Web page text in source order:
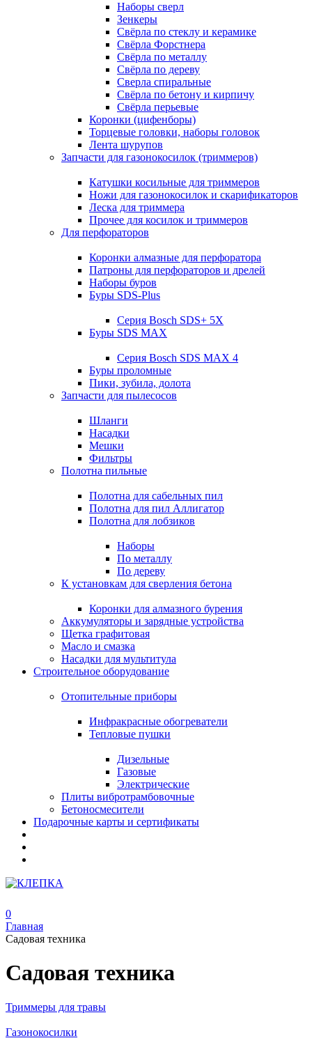
Наборы сверл
Зенкеры
Свёрла по стеклу и керамике
Свёрла Форстнера
Свёрла по металлу
Свёрла по дереву
Сверла спиральные
Свёрла по бетону и кирпичу
Свёрла перьевые
Коронки (цифенборы)
Торцевые головки, наборы головок
Лента шурупов
Запчасти для газонокосилок (триммеров)
Катушки косильные для триммеров
Ножи для газонокосилок и скарификаторов
Леска для триммера
Прочее для косилок и триммеров
Для перфораторов
Коронки алмазные для перфоратора
Патроны для перфораторов и дрелей
Наборы буров
Буры SDS-Plus
Серия Bosch SDS+ 5X
Буры SDS MAX
Серия Bosch SDS MAX 4
Буры проломные
Пики, зубила, долота
Запчасти для пылесосов
Шланги
Насадки
Мешки
Фильтры
Полотна пильные
Полотна для сабельных пил
Полотна для пил Аллигатор
Полотна для лобзиков
Наборы
По металлу
По дереву
К установкам для сверления бетона
Коронки для алмазного бурения
Аккумуляторы и зарядные устройства
Щетка графитовая
Масло и смазка
Насадки для мультитула
Строительное оборудование
Отопительные приборы
Инфракрасные обогреватели
Тепловые пушки
Дизельные
Газовые
Электрические
Плиты вибротрамбовочные
Бетоносмесители
Подарочные карты и сертификаты
0
Главная
Садовая техника
Садовая техника
Триммеры для травы
Газонокосилки